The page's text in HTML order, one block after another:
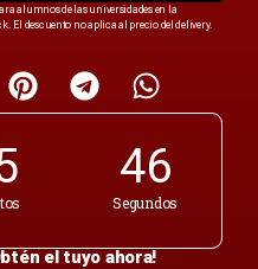
alumnos de las universidades en la
El descuento no aplica al precio del delivery.
46
Segundos
el tuyo ahora!